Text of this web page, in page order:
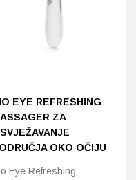
EYE REFRESHING
ZA
OKO OČIJU
Eye Refreshing